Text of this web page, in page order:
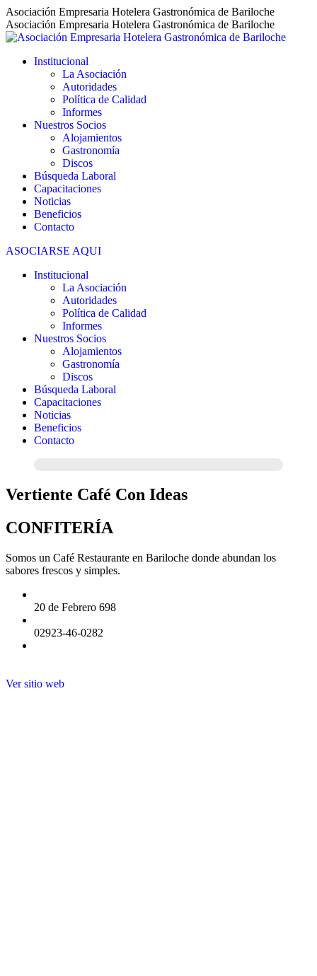
Saltar
al
contenido
Asociación Empresaria Hotelera Gastronómica de Bariloche
Asociación Empresaria Hotelera Gastronómica de Bariloche
Institucional
La Asociación
Autoridades
Política de Calidad
Informes
Nuestros Socios
Alojamientos
Gastronomía
Discos
Búsqueda Laboral
Capacitaciones
Noticias
Beneficios
Contacto
ASOCIARSE AQUI
Institucional
La Asociación
Autoridades
Política de Calidad
Informes
Nuestros Socios
Alojamientos
Gastronomía
Discos
Búsqueda Laboral
Capacitaciones
Noticias
Beneficios
Contacto
Vertiente Café Con Ideas
CONFITERÍA
Somos un Café Restaurante en Bariloche donde abundan los
sabores frescos y simples.
20 de Febrero 698
02923-46-0282
Ver sitio web